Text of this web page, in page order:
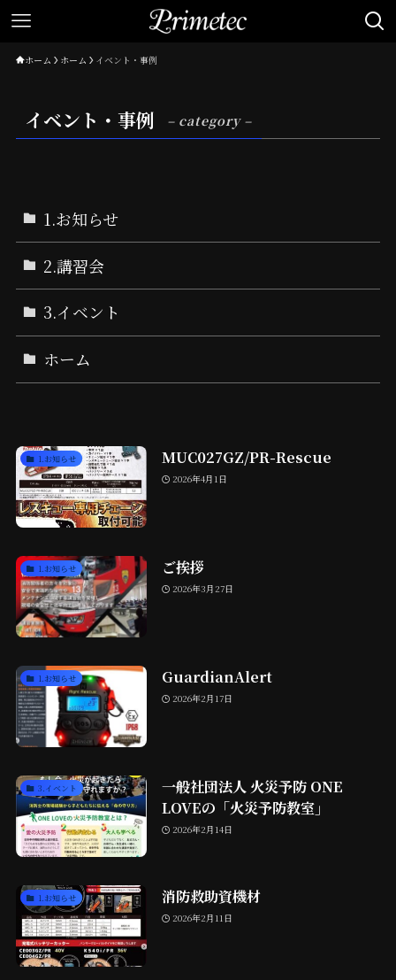
ホーム ホーム イベント・事例
イベント・事例 – category –
1.お知らせ
2.講習会
3.イベント
ホーム
1.お知らせ MUC027GZ/PR-Rescue
2026年4月1日
1.お知らせ ご挨拶
2026年3月27日
1.お知らせ GuardianAlert
2026年2月17日
3.イベント
一般社団法人 火災予防 ONE
LOVEの「火災予防教室」
2026年2月14日
1.お知らせ 消防救助資機材
2026年2月11日